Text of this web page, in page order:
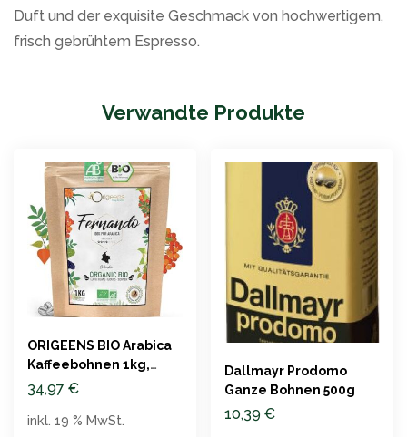
Duft und der exquisite Geschmack von hochwertigem,
frisch gebrühtem Espresso.
Verwandte Produkte
ORIGEENS BIO Arabica
Kaffeebohnen 1kg,
Kolumbien Fernando
34,97 €
inkl. 19 % MwSt.
Dallmayr Prodomo
Ganze Bohnen 500g
10,39 €